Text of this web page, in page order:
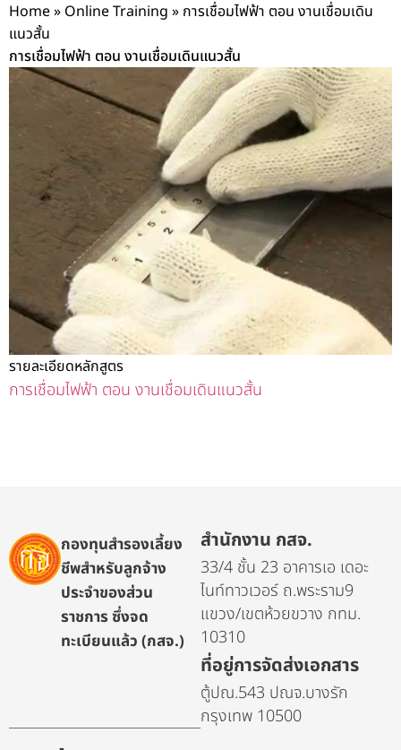
Home» Online Training » การเชื่อมไฟฟ้า ตอน งานเชื่อมเดิน
แนวสั้น
การเชื่อมไฟฟ้า ตอน งานเชื่อมเดินแนวสั้น
รายละเอียดหลักสูตร
การเชื่อมไฟฟ้า ตอน งานเชื่อมเดินแนวสั้น
กองทุนสำรองเลี้ยง
ชีพสำหรับลูกจ้าง
ประจำของส่วน
ราชการ ซึ่งจด
ทะเบียนแล้ว (กสจ.)
สำนักงาน กสจ.
33/4 ชั้น 23 อาคารเอ เดอะ
ไนท์ทาวเวอร์ ถ.พระราม9
แขวง/เขตห้วยขวาง กทม.
10310
ที่อยู่การจัดส่งเอกสาร
ตู้ปณ.543 ปณจ.บางรัก
กรุงเทพ 10500